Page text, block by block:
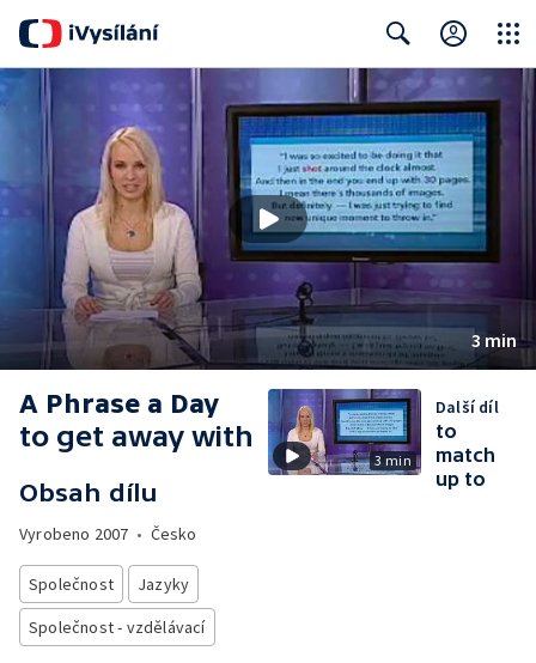
Search Close
3 min
A Phrase a Day
to get away with
Obsah dílu
Vyrobeno 2007 • Česko
Společnost
Jazyky
Společnost - vzdělávací
3 min
Další díl
to
match
up to